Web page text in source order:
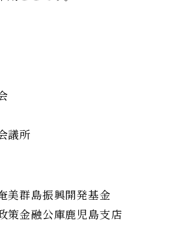
議所
美群島振興開発基金
策金融公庫鹿児島支店